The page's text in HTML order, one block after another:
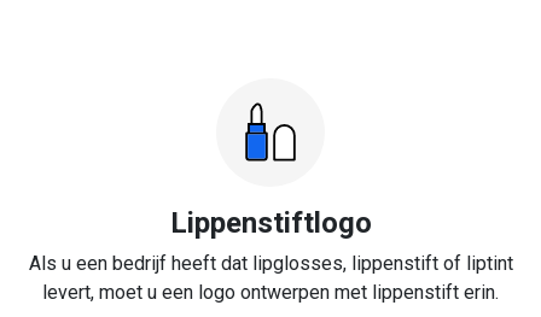
Lippenstiftlogo
Als u een bedrijf heeft dat lipglosses, lippenstift of liptint
levert, moet u een logo ontwerpen met lippenstift erin.